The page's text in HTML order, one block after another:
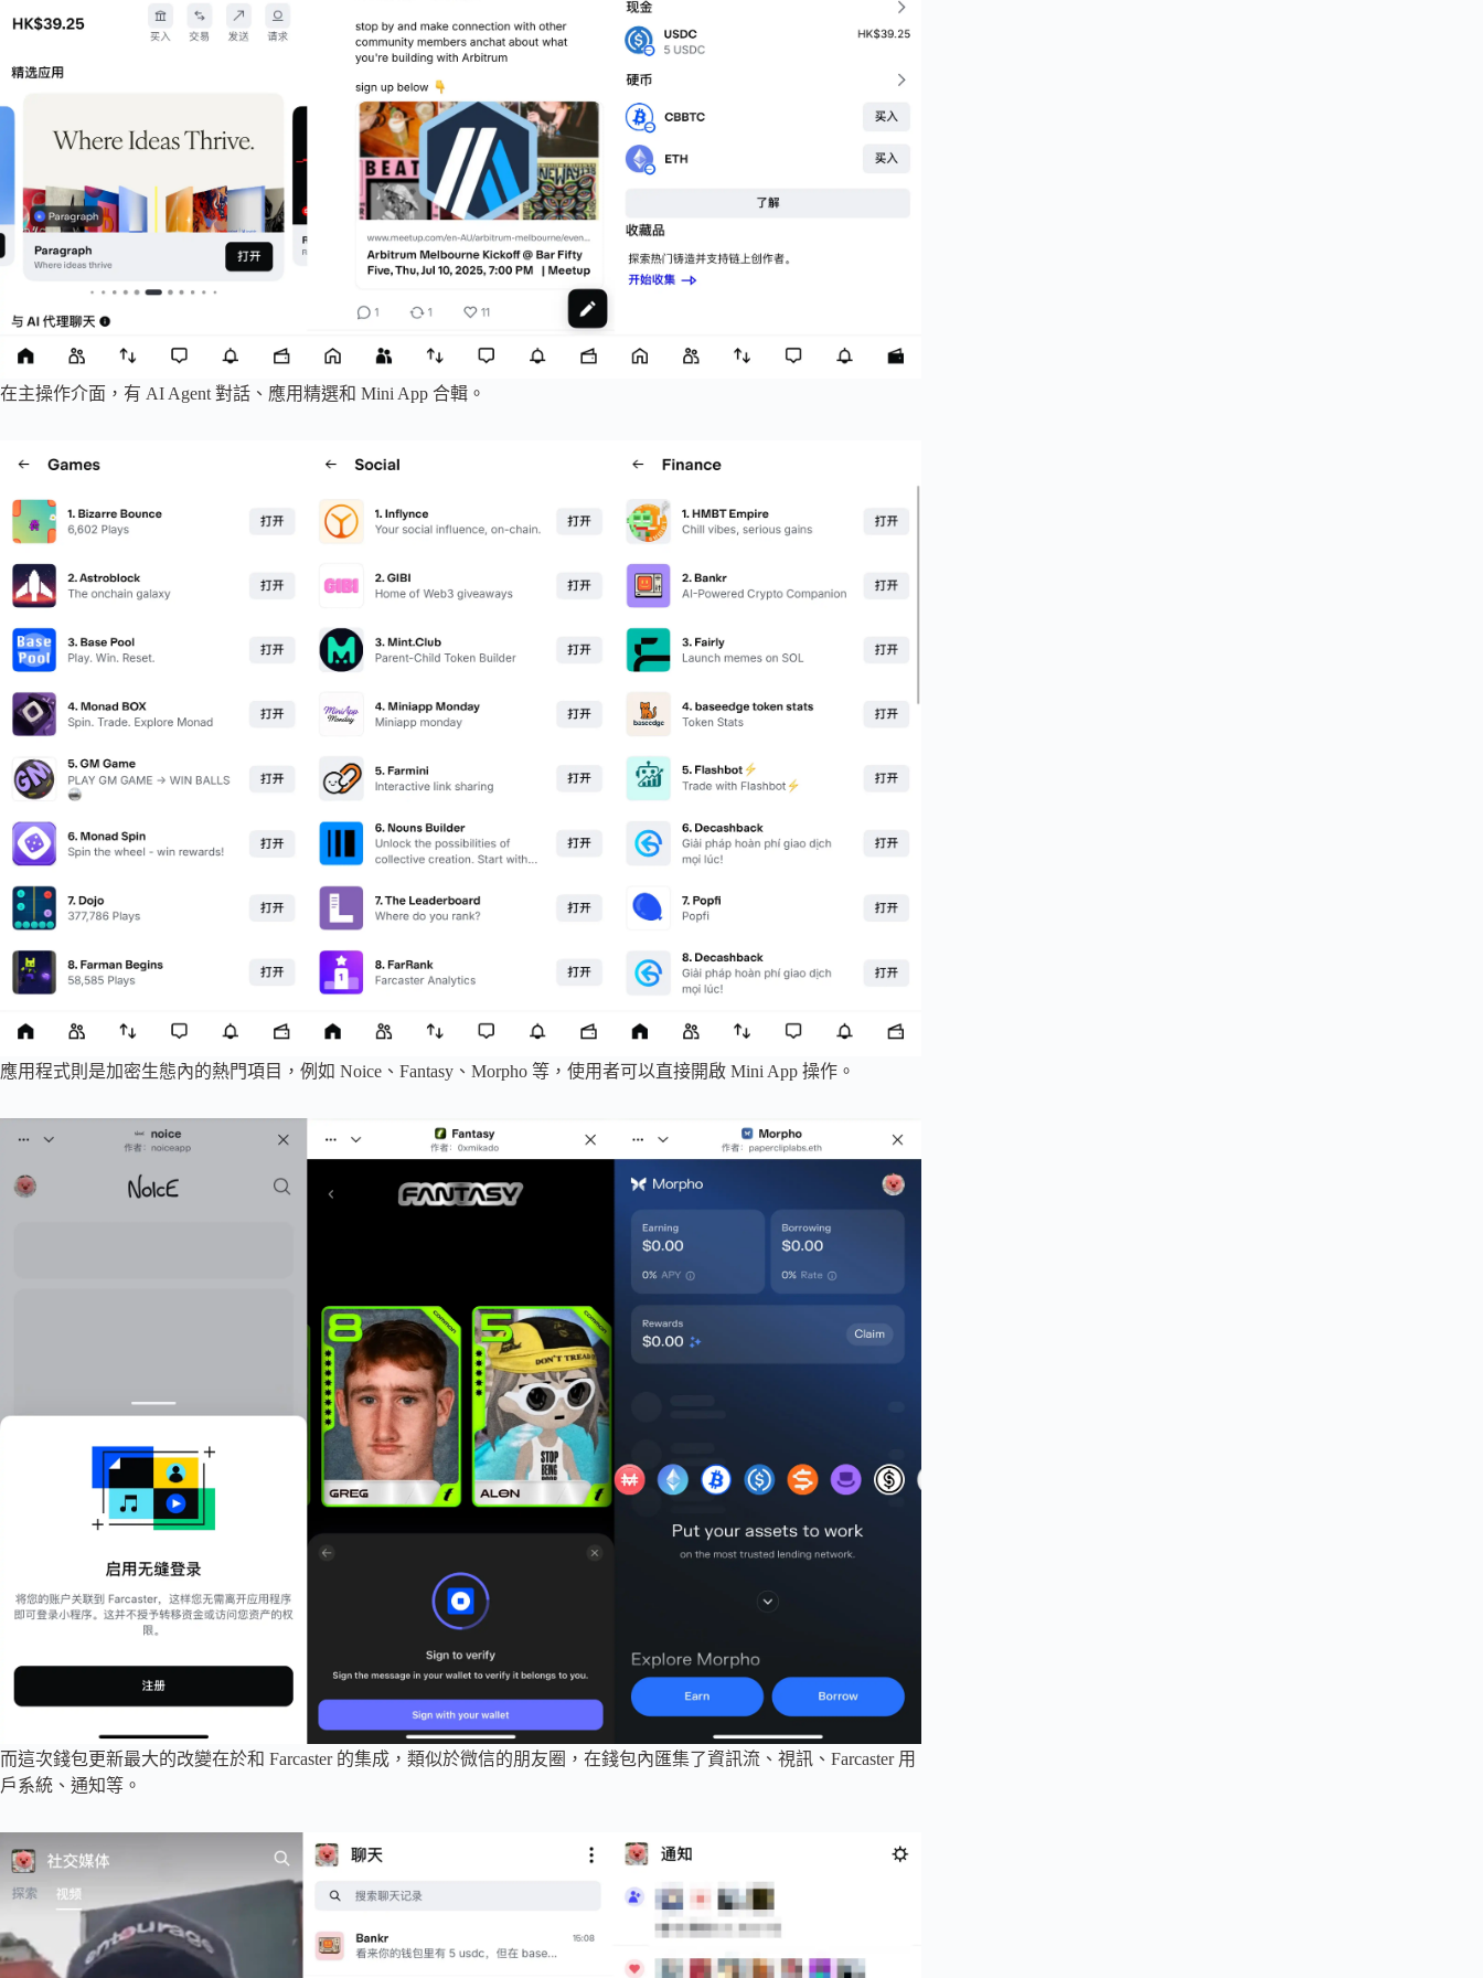
在主操作介面，有 AI Agent 對話、應用精選和 Mini App 合輯。
應用程式則是加密生態內的熱門項目，例如 Noice、Fantasy、Morpho 等，使用者可以直接開啟 Mini App 操作。
而這次錢包更新最大的改變在於和 Farcaster 的集成，類似於微信的朋友圈，在錢包內匯集了資訊流、視訊、Farcaster 用
戶系統、通知等。